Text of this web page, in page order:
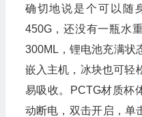
确切地说是个可以随
450G，还没有一瓶水
300ML，锂电池充满状
嵌入主机，冰块也可轻
易吸收。PCTG材质杯
动断电，双击开启，单